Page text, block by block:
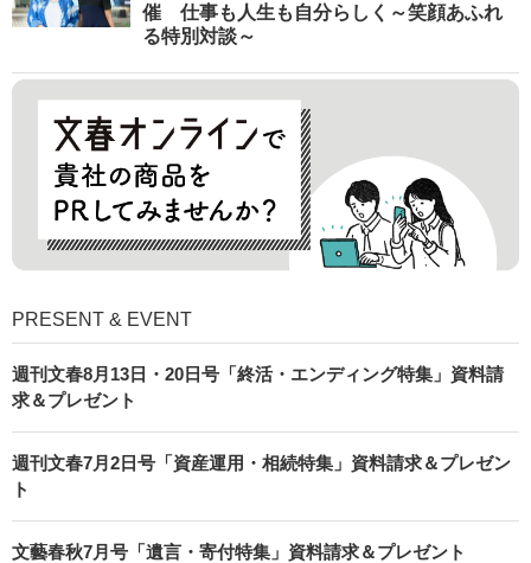
催 仕事も人生も自分らしく～笑顔あふれ
る特別対談～
PRESENT & EVENT
週刊文春8月13日・20日号「終活・エンディング特集」資料請
求＆プレゼント
週刊文春7月2日号「資産運用・相続特集」資料請求＆プレゼン
ト
文藝春秋7月号「遺言・寄付特集」資料請求＆プレゼント